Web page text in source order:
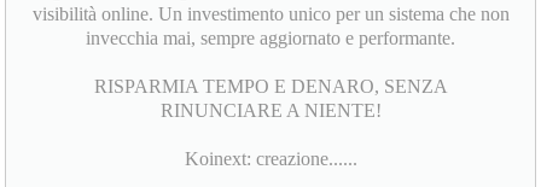
visibilità online. Un investimento unico per un sistema che non
invecchia mai, sempre aggiornato e performante.
RISPARMIA TEMPO E DENARO, SENZA
RINUNCIARE A NIENTE!
Koinext: creazione......